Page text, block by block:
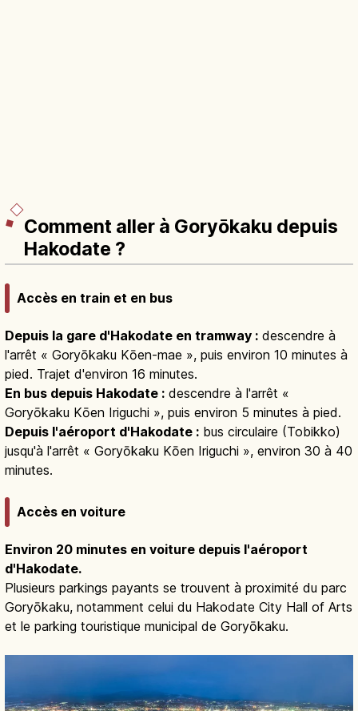
Comment aller à Goryōkaku depuis
Hakodate ?
Accès en train et en bus
Depuis la gare d'Hakodate en tramway : descendre à
l'arrêt « Goryōkaku Kōen-mae », puis environ 10 minutes à
pied. Trajet d'environ 16 minutes.
En bus depuis Hakodate : descendre à l'arrêt «
Goryōkaku Kōen Iriguchi », puis environ 5 minutes à pied.
Depuis l'aéroport d'Hakodate : bus circulaire (Tobikko)
jusqu'à l'arrêt « Goryōkaku Kōen Iriguchi », environ 30 à 40
minutes.
Accès en voiture
Environ 20 minutes en voiture depuis l'aéroport
d'Hakodate.
Plusieurs parkings payants se trouvent à proximité du parc
Goryōkaku, notamment celui du Hakodate City Hall of Arts
et le parking touristique municipal de Goryōkaku.